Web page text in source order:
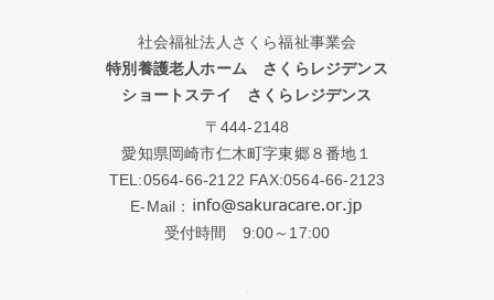
社会福祉法人さくら福祉事業会
特別養護老人ホーム さくらレジデンス
ショートステイ さくらレジデンス
〒444-2148
愛知県岡崎市仁木町字東郷８番地１
TEL:0564-66-2122 FAX:0564-66-2123
E-Mail：
受付時間 9:00～17:00